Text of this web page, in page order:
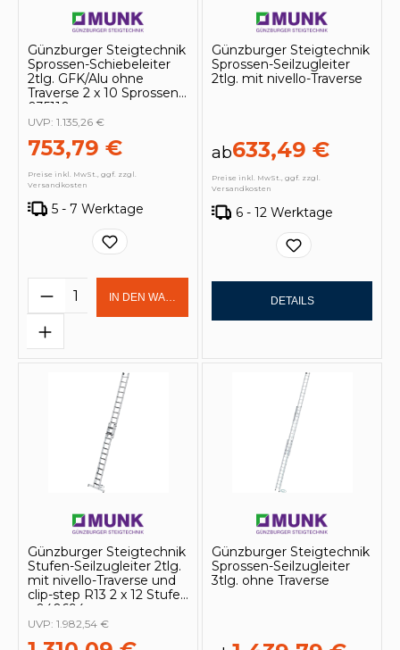
Günzburger Steigtechnik
Sprossen-Schiebeleiter
2tlg. GFK/Alu ohne
Traverse 2 x 10 Sprossen -
035110
753,79 €
UVP: 1.135,26 €
Preise inkl. MwSt., ggf. zzgl.
Versandkosten
5 - 7 Werktage
Produkt Anzahl: Gib den
IN DEN WARENKORB
Günzburger Steigtechnik
Sprossen-Seilzugleiter
2tlg. mit nivello-Traverse
ab633,49 €
Preise inkl. MwSt., ggf. zzgl.
Versandkosten
6 - 12 Werktage
DETAILS
Günzburger Steigtechnik
Stufen-Seilzugleiter 2tlg.
mit nivello-Traverse und
clip-step R13 2 x 12 Stufen
- 040694
UVP: 1.982,54 €
Günzburger Steigtechnik
Sprossen-Seilzugleiter
3tlg. ohne Traverse